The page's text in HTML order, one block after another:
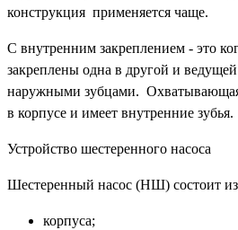
конструкция применяется чаще.
С внутренним закреплением - это
закреплены одна в другой и ведущей
наружными зубцами.
в корпусе и имеет внутренние зубья.
Устройство шестеренного насоса
Шестеренный насос (НШ) состоит
корпуса;